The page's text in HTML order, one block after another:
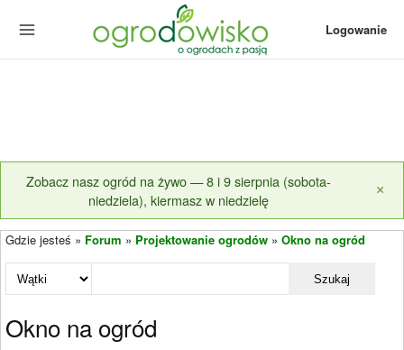
Logowanie
Zobacz nasz ogród na żywo — 8 i 9 sierpnia (sobota-
niedziela), kiermasz w niedzielę
×
Gdzie jesteś » Forum » Projektowanie ogrodów » Okno na ogród
Szukaj
Okno na ogród